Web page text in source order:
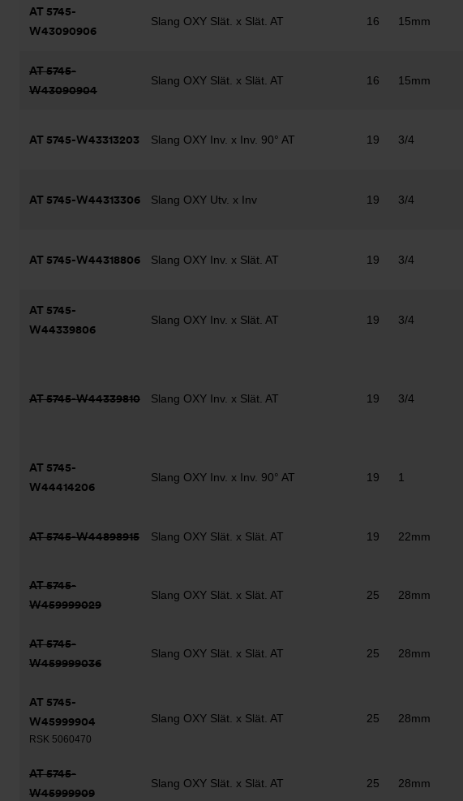
AT 5745-
W43090906
Slang OXY Slät. x Slät. AT 16 15mm
AT 5745-
W43090904
Slang OXY Slät. x Slät. AT 16 15mm
AT 5745-W43313203 Slang OXY Inv. x Inv. 90° AT 19 3/4
AT 5745-W44313306 Slang OXY Utv. x Inv 19 3/4
AT 5745-W44318806 Slang OXY Inv. x Slät. AT 19 3/4
AT 5745-
W44339806
Slang OXY Inv. x Slät. AT 19 3/4
AT 5745-W44339810 Slang OXY Inv. x Slät. AT 19 3/4
AT 5745-
W44414206
Slang OXY Inv. x Inv. 90° AT 19 1
AT 5745-W44898915 Slang OXY Slät. x Slät. AT 19 22mm
AT 5745-
W459999029
Slang OXY Slät. x Slät. AT 25 28mm
AT 5745-
W459999036
Slang OXY Slät. x Slät. AT 25 28mm
AT 5745-
W45999904
RSK 5060470
Slang OXY Slät. x Slät. AT 25 28mm
AT 5745-
W45999909
Slang OXY Slät. x Slät. AT 25 28mm